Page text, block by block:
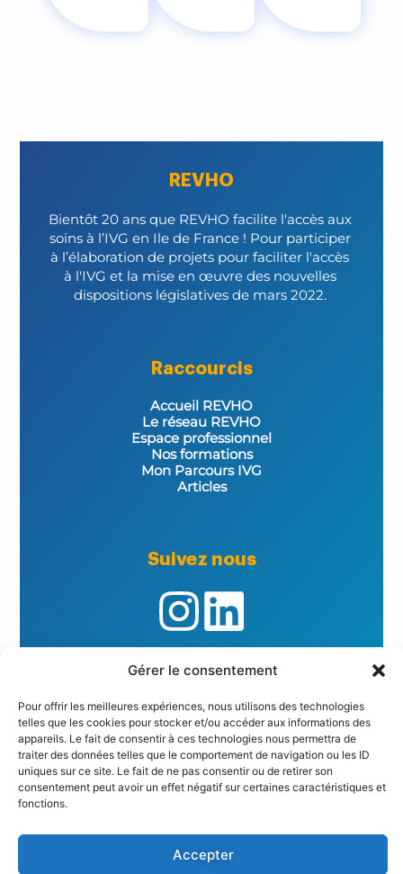
Gérer le consentement
Pour offrir les meilleures expériences, nous utilisons des technologies
telles que les cookies pour stocker et/ou accéder aux informations des
appareils. Le fait de consentir à ces technologies nous permettra de
traiter des données telles que le comportement de navigation ou les ID
uniques sur ce site. Le fait de ne pas consentir ou de retirer son
consentement peut avoir un effet négatif sur certaines caractéristiques et
fonctions.
Accepter
REVHO
Bientôt 20 ans que REVHO facilite l'accès aux
soins à l’IVG en Ile de France ! Pour participer
à l’élaboration de projets pour faciliter l'accès
à l'IVG et la mise en œuvre des nouvelles
dispositions législatives de mars 2022.
Raccourcis
Accueil REVHO
Le réseau REVHO
Espace professionnel
Nos formations
Mon Parcours IVG
Articles
Suivez nous
Informations importantes
Politique de Confidentialité
Mentions Légales
Formulaire de réclamation
Politique de cookies (UE)
© 2026 REVHO – Tous droits réservés.
Conception, développement et maintenance